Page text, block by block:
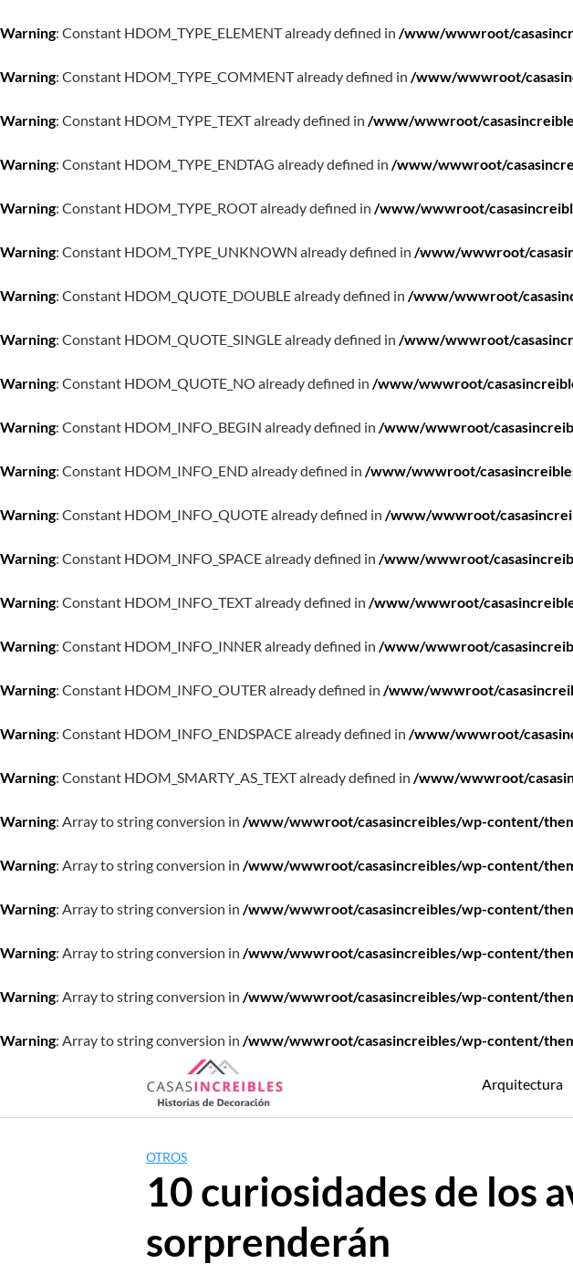
Warning: Constant HDOM_TYPE_ELEMENT already defined in /www/wwwroot/
Warning: Constant HDOM_TYPE_COMMENT already defined in /www/wwwroot/
Warning: Constant HDOM_TYPE_TEXT already defined in /www/wwwroot/
Warning: Constant HDOM_TYPE_ENDTAG already defined in /www/wwwroot/
Warning: Constant HDOM_TYPE_ROOT already defined in /www/wwwroot/
Warning: Constant HDOM_TYPE_UNKNOWN already defined in /www/wwwroot/
Warning: Constant HDOM_QUOTE_DOUBLE already defined in /www/wwwroot/
Warning: Constant HDOM_QUOTE_SINGLE already defined in /www/wwwroot/
Warning: Constant HDOM_QUOTE_NO already defined in /www/wwwroot/
Warning: Constant HDOM_INFO_BEGIN already defined in /www/wwwroot/
Warning: Constant HDOM_INFO_END already defined in /www/wwwroot/
Warning: Constant HDOM_INFO_QUOTE already defined in /www/wwwroot/
Warning: Constant HDOM_INFO_SPACE already defined in /www/wwwroot/
Warning: Constant HDOM_INFO_TEXT already defined in /www/wwwroot/
Warning: Constant HDOM_INFO_INNER already defined in /www/wwwroot/
Warning: Constant HDOM_INFO_OUTER already defined in /www/wwwroot/
Warning: Constant HDOM_INFO_ENDSPACE already defined in /www/wwwroot/
Warning: Constant HDOM_SMARTY_AS_TEXT already defined in /www/wwwroot/
Warning: Array to string conversion in /www/wwwroot/casasincreibles/wp-content/
Warning: Array to string conversion in /www/wwwroot/casasincreibles/wp-content/
Warning: Array to string conversion in /www/wwwroot/casasincreibles/wp-content/
Warning: Array to string conversion in /www/wwwroot/casasincreibles/wp-content/
Warning: Array to string conversion in /www/wwwroot/casasincreibles/wp-content/
Warning: Array to string conversion in /www/wwwroot/casasincreibles/wp-content/
Arquitectura
OTROS
10 curiosidades de los
sorprenderán